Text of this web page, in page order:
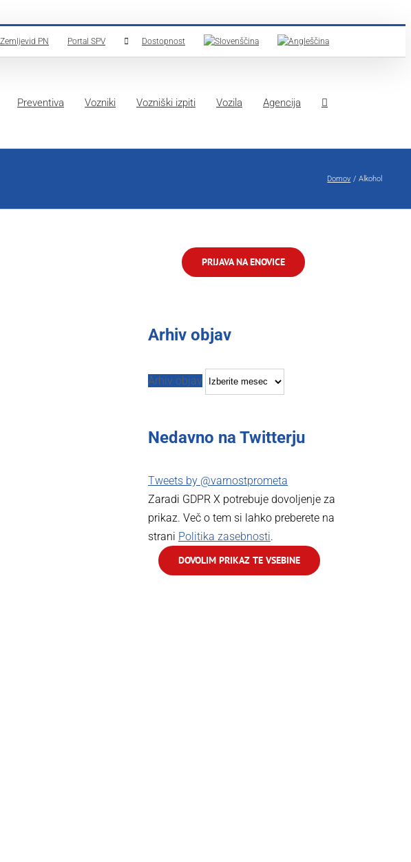
Zemljevid PN Portal SPV Dostopnost
Preventiva Vozniki Vozniški izpiti Vozila Agencija
Domov Alkohol
PRIJAVA NA ENOVICE
Arhiv objav
Arhiv objav
Nedavno na Twitterju
Tweets by @varnostprometa
Zaradi GDPR X potrebuje dovoljenje za
prikaz. Več o tem si lahko preberete na
strani Politika zasebnosti.
DOVOLIM PRIKAZ TE VSEBINE